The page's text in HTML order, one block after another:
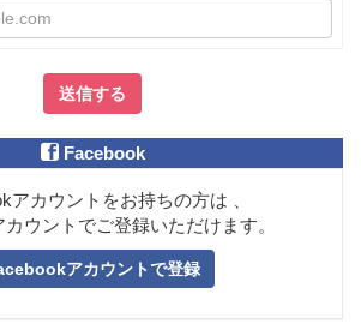
文化芸術を鑑賞、体験、学習できるイベント等の
にコンサート、舞台芸術公演、展覧会、セミナ
告知を想定しています。
タッフ募集、文化施設の利用者募集等に関する情
ているもの等を想定しています。
人及び個人（以下、「団体等」）が財団の指定す
申請し、財団がこれを承認することによって、利
となる団体等が自ら、本規約に同意のうえ行うも
きは認められません。ただし、ユーザーとなる団
続きを委託した団体等による場合は、この限りで
体等につき一回とします。財団は、同一の団体等
同一の団体等によると思われる複数の登録が認め
Facebook
アカウントをお持ちの方は 、
ウントでご登録いただけます。
アカウントで登録